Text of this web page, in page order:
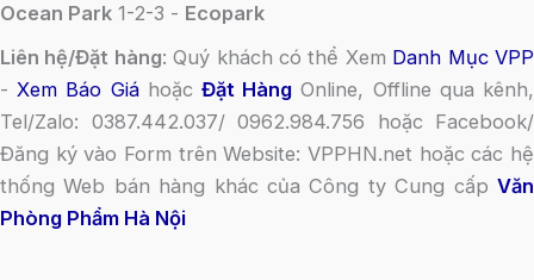
Ocean Park 1-2-3 - Ecopark
Liên hệ/Đặt hàng: Quý khách có thể Xem Danh Mục VPP
-Xem Báo GiáhoặcĐặt Hàng Online, Offline qua kênh,
Tel/Zalo: 0387.442.037/ 0962.984.756 hoặc Facebook/
Đăng ký vào Form trên Website: VPPHN.net hoặc các hệ
thống Web bán hàng khác của Công ty Cung cấp Văn
Phòng Phẩm Hà Nội